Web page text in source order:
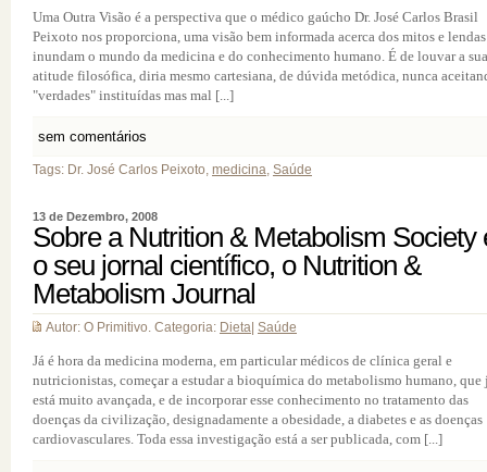
Uma Outra Visão é a perspectiva que o médico gaúcho Dr. José Carlos Brasil
Peixoto nos proporciona, uma visão bem informada acerca dos mitos e
inundam o mundo da medicina e do conhecimento humano. É de louvar a sua
atitude filosófica, diria mesmo cartesiana, de dúvida metódica, nunca
"verdades" instituídas mas mal [...]
sem comentários
Tags: Dr. José Carlos Peixoto, medicina, Saúde
13 de Dezembro, 2008
Sobre a Nutrition & Metabolism Society
o seu jornal científico, o Nutrition &
Metabolism Journal
Autor: O Primitivo. Categoria: Dieta Saúde
Já é hora da medicina moderna, em particular médicos de clínica geral e
nutricionistas, começar a estudar a bioquímica do metabolismo humano, que
está muito avançada, e de incorporar esse conhecimento no tratamento das
doenças da civilização, designadamente a obesidade, a diabetes e as doenças
cardiovasculares. Toda essa investigação está a ser publicada, com [...]